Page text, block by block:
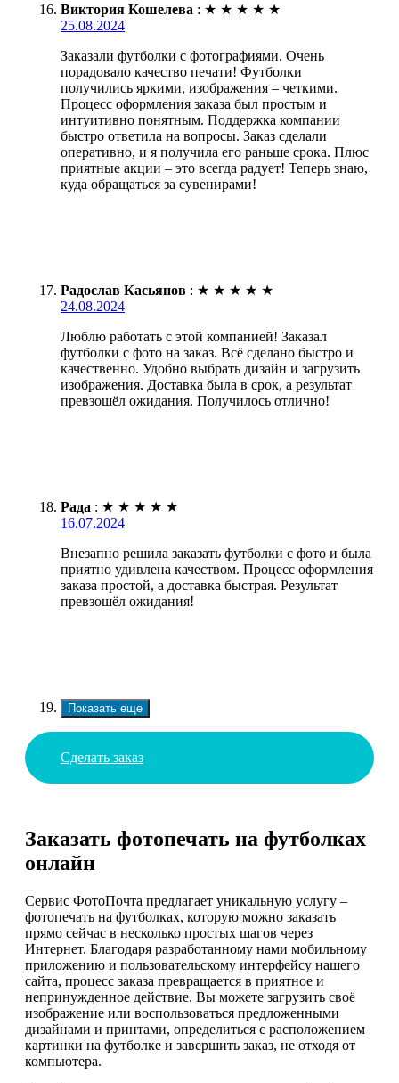
Виктория Кошелева : ★ ★ ★ ★ ★
25.08.2024
Заказали футболки с фотографиями. Очень
порадовало качество печати! Футболки
получились яркими, изображения – четкими.
Процесс оформления заказа был простым и
интуитивно понятным. Поддержка компании
быстро ответила на вопросы. Заказ сделали
оперативно, и я получила его раньше срока. Плюс
приятные акции – это всегда радует! Теперь знаю,
куда обращаться за сувенирами!
Радослав Касьянов : ★ ★ ★ ★ ★
24.08.2024
Люблю работать с этой компанией! Заказал
футболки с фото на заказ. Всё сделано быстро и
качественно. Удобно выбрать дизайн и загрузить
изображения. Доставка была в срок, а результат
превзошёл ожидания. Получилось отлично!
Рада : ★ ★ ★ ★ ★
16.07.2024
Внезапно решила заказать футболки с фото и была
приятно удивлена качеством. Процесс оформления
заказа простой, а доставка быстрая. Результат
превзошёл ожидания!
Показать еще
Сделать заказ
Заказать фотопечать на футболках
онлайн
Сервис ФотоПочта предлагает уникальную услугу –
фотопечать на футболках, которую можно заказать
прямо сейчас в несколько простых шагов через
Интернет. Благодаря разработанному нами мобильному
приложению и пользовательскому интерфейсу нашего
сайта, процесс заказа превращается в приятное и
непринужденное действие. Вы можете загрузить своё
изображение или воспользоваться предложенными
дизайнами и принтами, определиться с расположением
картинки на футболке и завершить заказ, не отходя от
компьютера.